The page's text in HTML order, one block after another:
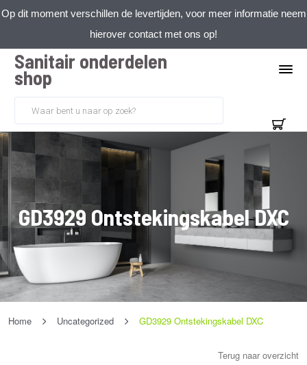
Op dit moment verschillen de levertijden, voor meer informatie neem
hierover contact met ons op!
Sanitair onderdelen
shop
GD3929 Ontstekingskabel DXC
Home Uncategorized GD3929 Ontstekingskabel DXC
Terug naar overzicht